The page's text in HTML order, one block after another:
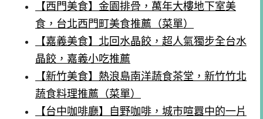
【西門美食】金園排骨，萬年大樓地下室美
食，台北西門町美食推薦（菜單）
【嘉義美食】北回水晶餃，超人氣獨步全台水
晶餃，嘉義小吃推薦
【新竹美食】熱浪島南洋蔬食茶堂，新竹竹北
蔬食料理推薦（菜單）
【台中咖啡廳】自野咖啡，城市喧囂中的一片